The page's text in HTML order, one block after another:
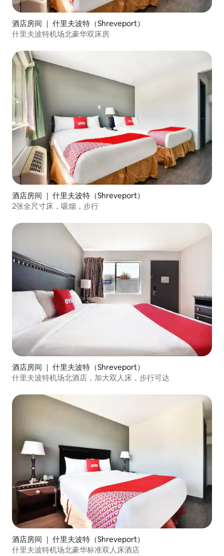
酒店房间 ｜ 什里夫波特（Shreveport）
什里夫波特机场北豪华双床房
酒店房间 ｜ 什里夫波特（Shreveport）
2张全尺寸床，吸烟，步行
酒店房间 ｜ 什里夫波特（Shreveport）
什里夫波特机场北酒店，加大双人床，步行可达
酒店房间 ｜ 什里夫波特（Shreveport）
什里夫波特机场北豪华标准双人床酒店